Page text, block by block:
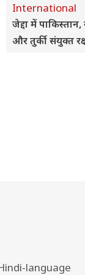
International
जेद्दा में
और तुर्की संयुक्त
language